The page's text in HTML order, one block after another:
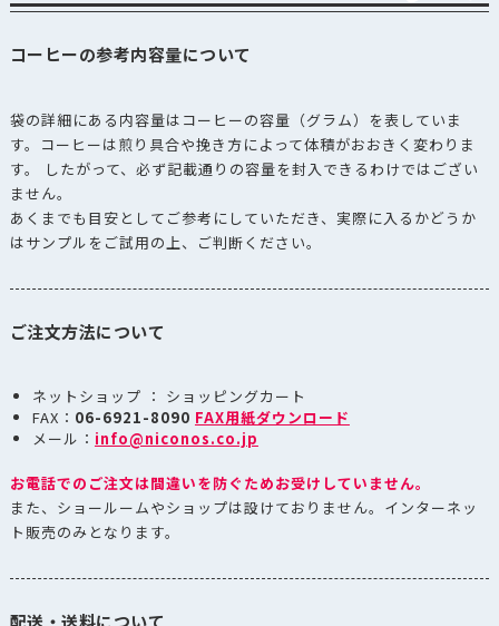
コーヒーの参考内容量について
袋の詳細にある内容量はコーヒーの容量（グラム）を表していま
す。コーヒーは煎り具合や挽き方によって体積がおおきく変わりま
す。 したがって、必ず記載通りの容量を封入できるわけではござい
ません。
あくまでも目安としてご参考にしていただき、実際に入るかどうか
はサンプルをご試用の上、ご判断ください。
ご注文方法について
ネットショップ ： ショッピングカート
FAX： 06-6921-8090 FAX用紙ダウンロード
メール： info@niconos.co.jp
お電話でのご注文は間違いを防ぐためお受けしていません。
また、ショールームやショップは設けておりません。インターネッ
ト販売のみとなります。
配送・送料について